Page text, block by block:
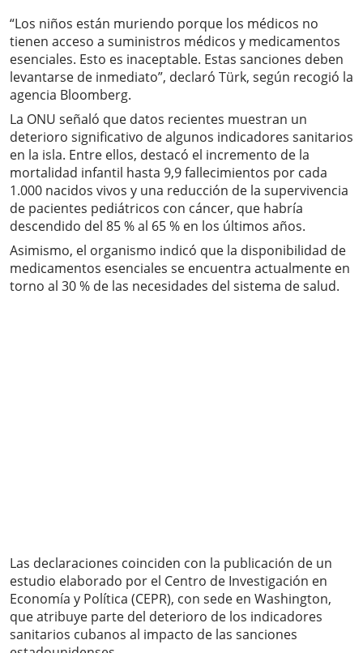
“Los niños están muriendo porque los médicos no
tienen acceso a suministros médicos y medicamentos
esenciales. Esto es inaceptable. Estas sanciones deben
levantarse de inmediato”, declaró Türk, según recogió la
agencia Bloomberg.
La ONU señaló que datos recientes muestran un
deterioro significativo de algunos indicadores sanitarios
en la isla. Entre ellos, destacó el incremento de la
mortalidad infantil hasta 9,9 fallecimientos por cada
1.000 nacidos vivos y una reducción de la supervivencia
de pacientes pediátricos con cáncer, que habría
descendido del 85 % al 65 % en los últimos años.
Asimismo, el organismo indicó que la disponibilidad de
medicamentos esenciales se encuentra actualmente en
torno al 30 % de las necesidades del sistema de salud.
Las declaraciones coinciden con la publicación de un
estudio elaborado por el Centro de Investigación en
Economía y Política (CEPR), con sede en Washington,
que atribuye parte del deterioro de los indicadores
sanitarios cubanos al impacto de las sanciones